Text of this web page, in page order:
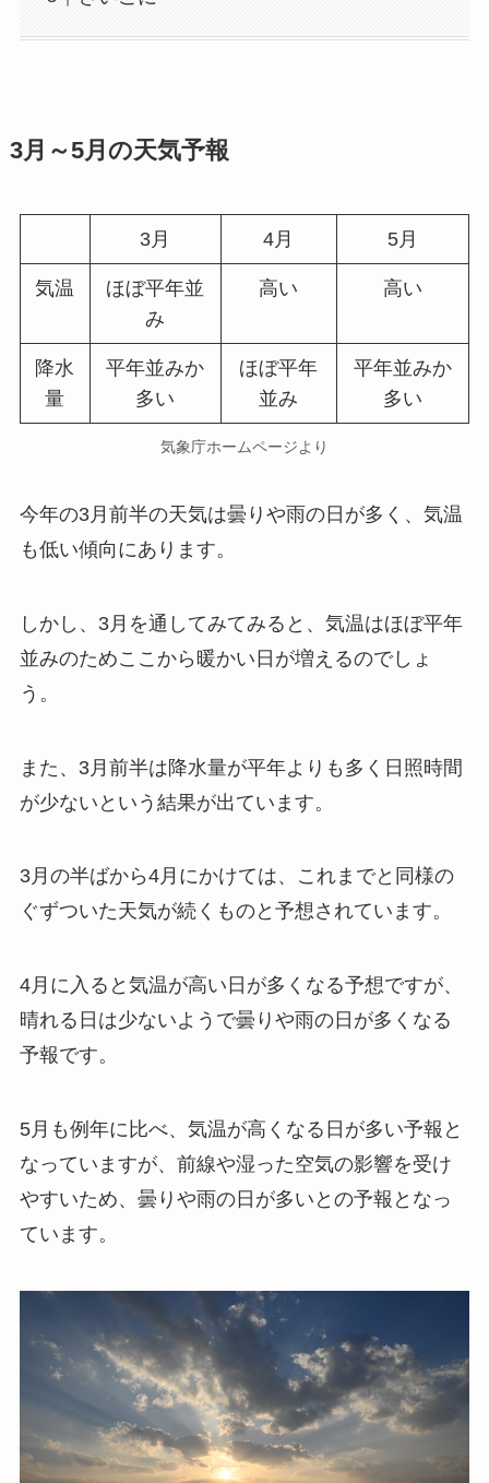
3月～5月の天気予報
3月 4月 5月
気温
ほぼ平年並
み
高い 高い
降水
量
平年並みか
多い
ほぼ平年
並み
平年並みか
多い
気象庁ホームページより
今年の3月前半の天気は曇りや雨の日が多く、気温
も低い傾向にあります。
しかし、3月を通してみてみると、気温はほぼ平年
並みのためここから暖かい日が増えるのでしょ
う。
また、3月前半は降水量が平年よりも多く日照時間
が少ないという結果が出ています。
3月の半ばから4月にかけては、これまでと同様の
ぐずついた天気が続くものと予想されています。
4月に入ると気温が高い日が多くなる予想ですが、
晴れる日は少ないようで曇りや雨の日が多くなる
予報です。
5月も例年に比べ、気温が高くなる日が多い予報と
なっていますが、前線や湿った空気の影響を受け
やすいため、曇りや雨の日が多いとの予報となっ
ています。